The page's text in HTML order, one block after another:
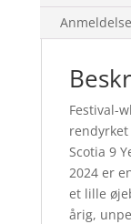
Festival-
Scotia 9
2024 er
et lille
årig,